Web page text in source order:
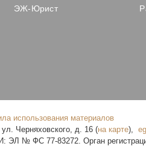
ЭЖ-Юрист
использования материалов
ул. Черняховского, д. 16 (на карте),
ЭЛ № ФС 77-83272. Орган